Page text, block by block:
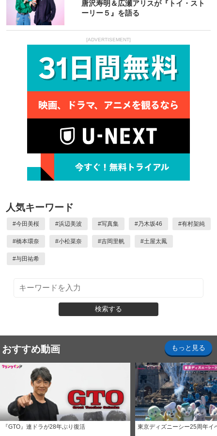
唐沢寿明＆広瀬アリスが『トイ・スト
ーリー５』を語る
[ADVERTISEMENT]
人気キーワード
#今田美桜 #浜辺美波 #写真集 #乃木坂46 #有村架純
#橋本環奈 #小松菜奈 #吉岡里帆 #土屋太鳳
#与田祐希
検索する
おすすめ動画 もっと見る
『GTO』連ドラが28年ぶり復活 東京ディズニーシー25周年イ